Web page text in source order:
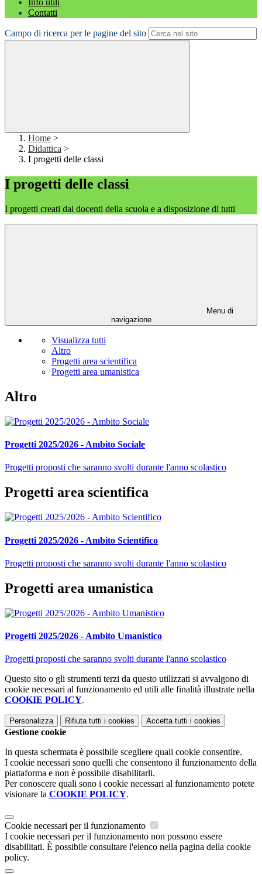
Info utili
Contatti
Campo di ricerca per le pagine del sito
Home >
Didattica >
I progetti delle classi
I progetti delle classi
I progetti creati dai docenti della scuola e a disposizione di tutti
Menu di
navigazione
Visualizza tutti
Altro
Progetti area scientifica
Progetti area umanistica
Altro
Progetti 2025/2026 - Ambito Sociale
Progetti proposti che saranno svolti durante l'anno scolastico
Progetti area scientifica
Progetti 2025/2026 - Ambito Scientifico
Progetti proposti che saranno svolti durante l'anno scolastico
Progetti area umanistica
Progetti 2025/2026 - Ambito Umanistico
Progetti proposti che saranno svolti durante l'anno scolastico
Questo sito o gli strumenti terzi da questo utilizzati si avvalgono di
cookie necessari al funzionamento ed utili alle finalità illustrate nella
COOKIE POLICY.
Personalizza Rifiuta tutti i cookies Accetta tutti i cookies
Gestione cookie
In questa schermata è possibile scegliere quali cookie consentire.
I cookie necessari sono quelli che consentono il funzionamento della
piattaforma e non è possibile disabilitarli.
Per conoscere quali sono i cookie necessari al funzionamento potete
visionare la COOKIE POLICY.
Cookie necessari per il funzionamento
I cookie necessari per il funzionamento non possono essere
disabilitati. È possibile consultare l'elenco nella pagina della cookie
policy.